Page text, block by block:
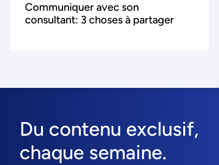
Communiquer avec son
consultant: 3 choses à partager
Du contenu exclusif,
chaque semaine.